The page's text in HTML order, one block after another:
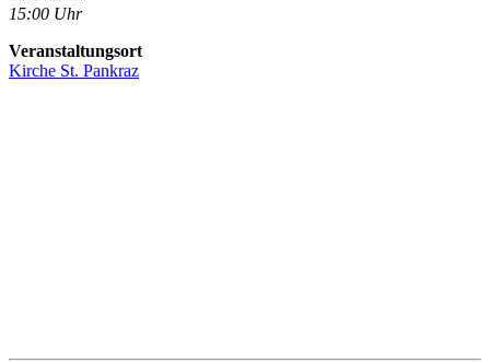
15:00 Uhr
Veranstaltungsort
Kirche St. Pankraz